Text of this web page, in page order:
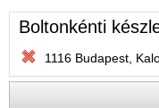
Boltonkénti
1116 Budapest,